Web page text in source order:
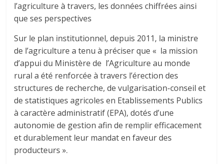
l’agriculture à travers, les données chiffrées ainsi
que ses perspectives
Sur le plan institutionnel, depuis 2011, la ministre
de l’agriculture a tenu à préciser que « la mission
d’appui du Ministère de l’Agriculture au monde
rural a été renforcée à travers l’érection des
structures de recherche, de vulgarisation-conseil et
de statistiques agricoles en Etablissements Publics
à caractère administratif (EPA), dotés d’une
autonomie de gestion afin de remplir efficacement
et durablement leur mandat en faveur des
producteurs ».